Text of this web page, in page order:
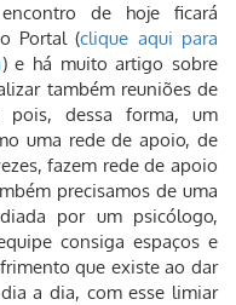
de hoje ficará
Portal (clique aqui para
) e há muito artigo sobre
também reuniões de
pois, dessa forma, um
uma rede de apoio, de
fazem rede de apoio
precisamos de uma
por um psicólogo,
consiga espaços e
que existe ao dar
a dia, com esse limiar